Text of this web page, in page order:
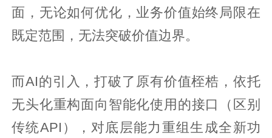
面，无论如何优化，业务价值始终局限在
既定范围，无法突破价值边界。
而AI的引入，打破了原有价值桎梏，依托
无头化重构面向智能化使用的接口（区别
传统API），对底层能力重组生成全新功